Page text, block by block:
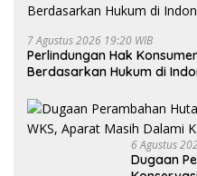
7 Agustus 2026 19:20 WIB
Perlindungan Hak
Berdasarkan Hukum di
6 Agustus
Dugaan